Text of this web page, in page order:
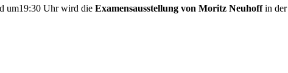
um19:30 Uhr wird die Examensausstellung von Moritz Neuhoffin der